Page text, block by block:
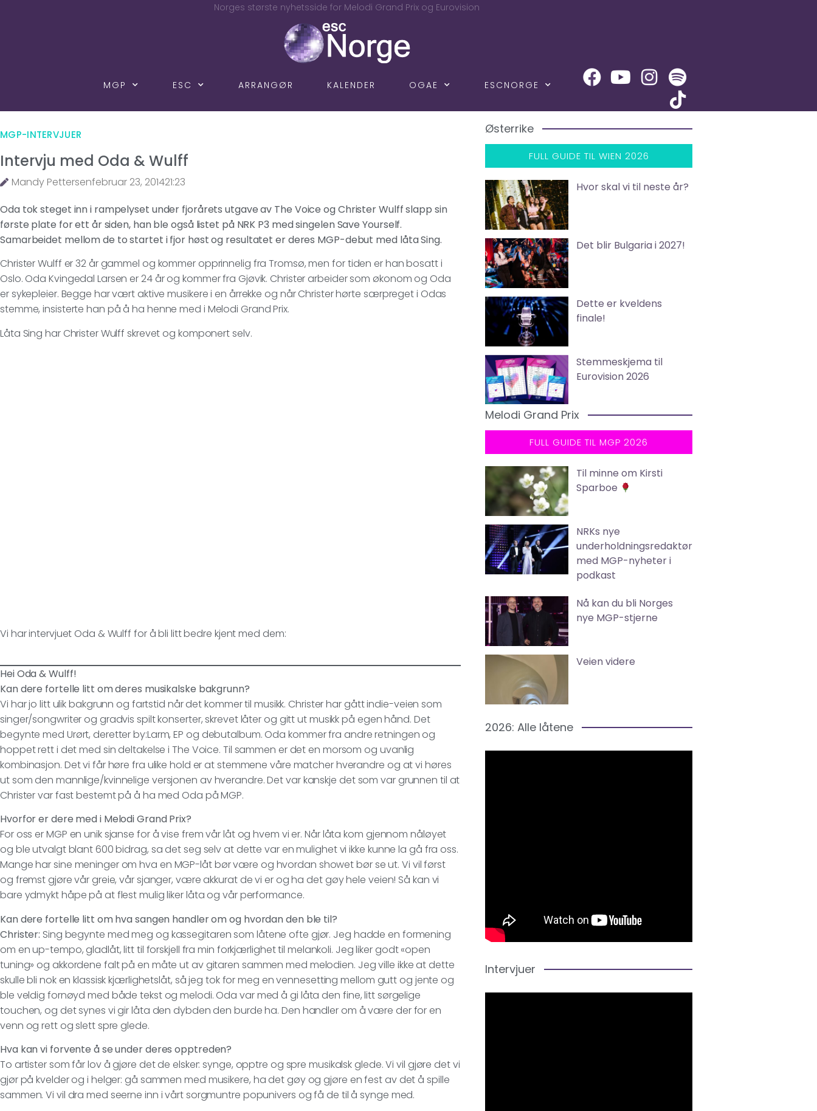
Norges største nyhetsside for Melodi Grand Prix og Eurovision
MGP ESC ARRANGØR KALENDER OGAE ESCNORGE
MGP-INTERVJUER
Intervju med Oda & Wulff
Mandy Pettersenfebruar 23, 201421:23
Oda tok steget inn i rampelyset under fjorårets utgave av The Voice og Christer Wulff slapp sin
første plate for ett år siden, han ble også listet på NRK P3 med singelen Save Yourself.
Samarbeidet mellom de to startet i fjor høst og resultatet er deres MGP-debut med låta Sing.
Christer Wulff er 32 år gammel og kommer opprinnelig fra Tromsø, men for tiden er han bosatt i
Oslo. Oda Kvingedal Larsen er 24 år og kommer fra Gjøvik. Christer arbeider som økonom og Oda
er sykepleier. Begge har vært aktive musikere i en årrekke og når Christer hørte særpreget i Odas
stemme, insisterte han på å ha henne med i Melodi Grand Prix.
Låta Sing har Christer Wulff skrevet og komponert selv.
Vi har intervjuet Oda & Wulff for å bli litt bedre kjent med dem:
Hei Oda & Wulff!
Kan dere fortelle litt om deres musikalske bakgrunn?
Vi har jo litt ulik bakgrunn og fartstid når det kommer til musikk. Christer har gått indie-veien som
singer/songwriter og gradvis spilt konserter, skrevet låter og gitt ut musikk på egen hånd. Det
begynte med Urørt, deretter by:Larm, EP og debutalbum. Oda kommer fra andre retningen og
hoppet rett i det med sin deltakelse i The Voice. Til sammen er det en morsom og uvanlig
kombinasjon. Det vi får høre fra ulike hold er at stemmene våre matcher hverandre og at vi høres
ut som den mannlige/kvinnelige versjonen av hverandre. Det var kanskje det som var grunnen til at
Christer var fast bestemt på å ha med Oda på MGP.
Hvorfor er dere med i Melodi Grand Prix?
For oss er MGP en unik sjanse for å vise frem vår låt og hvem vi er. Når låta kom gjennom nåløyet
og ble utvalgt blant 600 bidrag, sa det seg selv at dette var en mulighet vi ikke kunne la gå fra oss.
Mange har sine meninger om hva en MGP-låt bør være og hvordan showet bør se ut. Vi vil først
og fremst gjøre vår greie, vår sjanger, være akkurat de vi er og ha det gøy hele veien! Så kan vi
bare ydmykt håpe på at flest mulig liker låta og vår performance.
Kan dere fortelle litt om hva sangen handler om og hvordan den ble til?
Christer: Sing begynte med meg og kassegitaren som låtene ofte gjør. Jeg hadde en formening
om en up-tempo, gladlåt, litt til forskjell fra min forkjærlighet til melankoli. Jeg liker godt «open
tuning» og akkordene falt på en måte ut av gitaren sammen med melodien. Jeg ville ikke at dette
skulle bli nok en klassisk kjærlighetslåt, så jeg tok for meg en vennesetting mellom gutt og jente og
ble veldig fornøyd med både tekst og melodi. Oda var med å gi låta den fine, litt sørgelige
touchen, og det synes vi gir låta den dybden den burde ha. Den handler om å være der for en
venn og rett og slett spre glede.
Hva kan vi forvente å se under deres opptreden?
To artister som får lov å gjøre det de elsker: synge, opptre og spre musikalsk glede. Vi vil gjøre det vi
gjør på kvelder og i helger: gå sammen med musikere, ha det gøy og gjøre en fest av det å spille
sammen. Vi vil dra med seerne inn i vårt sorgmuntre popunivers og få de til å synge med.
Østerrike
FULL GUIDE TIL WIEN 2026
Hvor skal vi til neste år?
Det blir Bulgaria i 2027!
Dette er kveldens
finale!
Stemmeskjema til
Eurovision 2026
Melodi Grand Prix
FULL GUIDE TIL MGP 2026
Til minne om Kirsti
Sparboe
NRKs nye
underholdningsredaktør
med MGP-nyheter i
podkast
Nå kan du bli Norges
nye MGP-stjerne
Veien videre
2026: Alle låtene
Intervjuer